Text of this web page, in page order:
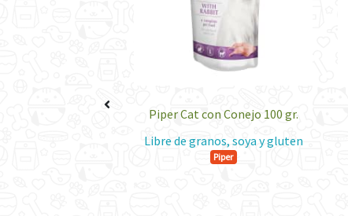
Piper Cat con Conejo 100 gr.
Libre de granos, soya y gluten
Piper